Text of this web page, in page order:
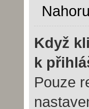
Nahoru
Když
k
Pouze